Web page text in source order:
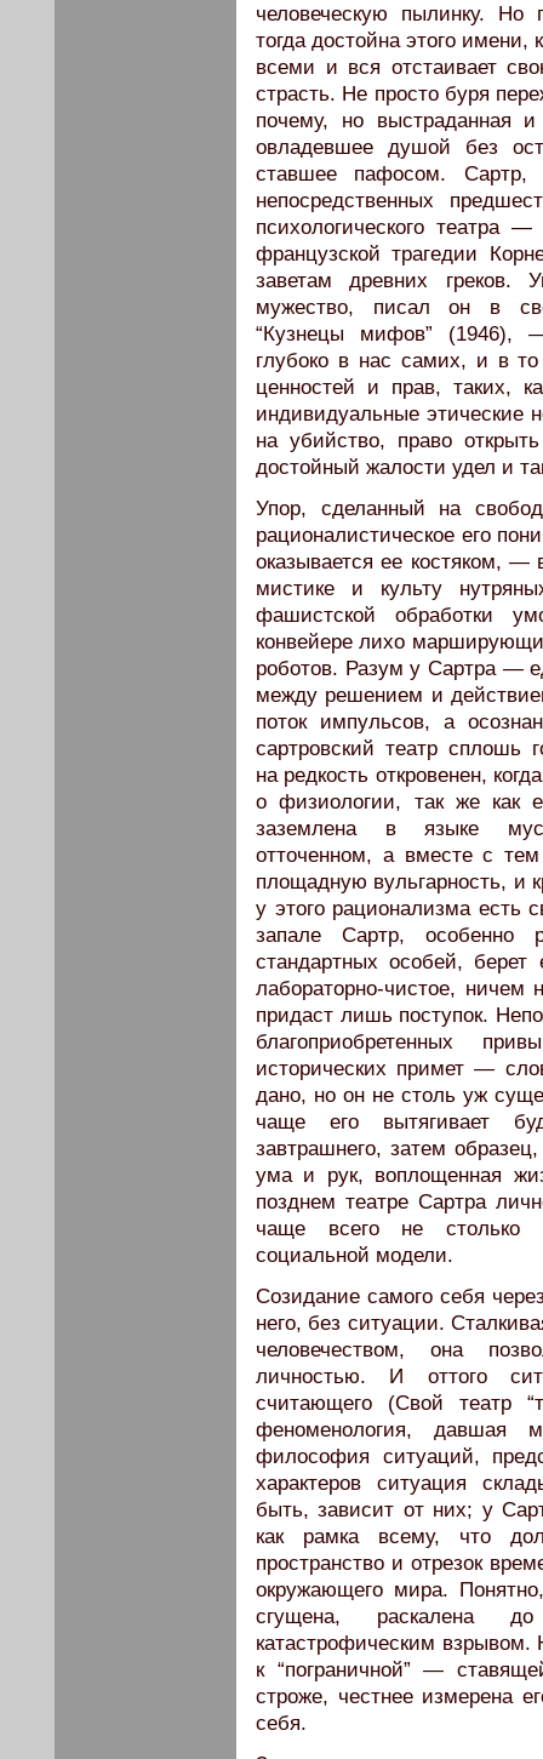
человеческую пылинку.
тогда достойна этого имени,
всеми и вся отстаивает
страсть. Не просто буря
почему, но выстраданная
овладевшее душой без
ставшее пафосом. Сартр,
непосредственных
психологического театра
французской трагедии
заветам древних греков.
мужество, писал он в
“Кузнецы мифов” (1946),
глубоко в нас самих, и в
ценностей и прав, таких,
индивидуальные этические
на убийство, право
достойный жалости удел и
Упор, сделанный на
рационалистическое его
оказывается ее костяком, —
мистике и культу
фашистской обработки
конвейере лихо
роботов. Разум у Сартра —
между решением и
поток импульсов, а
сартровский театр сплошь
на редкость откровенен,
о физиологии, так же как
заземлена в языке
отточенном, а вместе с
площадную вульгарность, и
у этого рационализма есть
запале Сартр, особенно
стандартных особей,
лабораторно-чистое, ничем
придаст лишь поступок.
благоприобретенных
исторических примет —
дано, но он не столь уж
чаще его вытягивает
завтрашнего, затем
ума и рук, воплощенная
позднем театре Сартра
чаще всего не столько
социальной модели.
Созидание самого себя
него, без ситуации.
человечеством, она
личностью. И оттого
считающего (Свой театр
феноменология, давшая
философия ситуаций,
характеров ситуация
быть, зависит от них; у
как рамка всему, что
пространство и отрезок
окружающего мира.
сгущена, раскалена
катастрофическим
к “пограничной” —
строже, честнее измерена
себя.